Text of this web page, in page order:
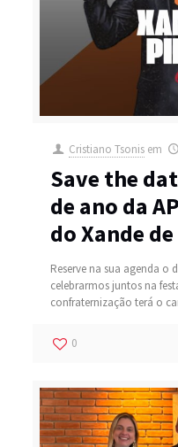
Cristiano Tsonis em
Save the
de ano da
do Xande
Reserve na sua agenda o
celebrarmos juntos na
confraternização terá o
0